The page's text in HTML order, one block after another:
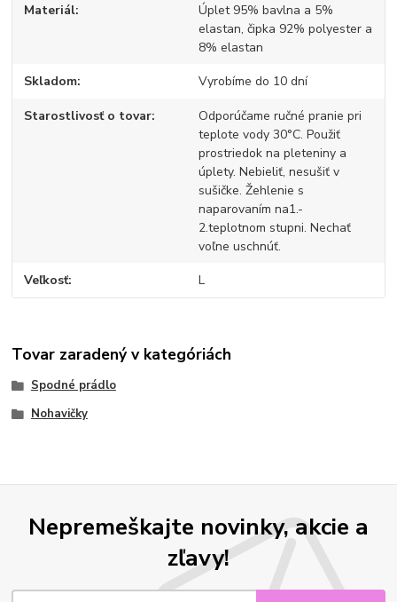
Materiál
Úplet 95% bavlna a 5%
elastan, čipka 92% polyester a
8% elastan
Skladom Vyrobíme do 10 dní
Starostlivosť o tovar
Odporúčame ručné pranie pri
teplote vody 30°C. Použiť
prostriedok na pleteniny a
úplety. Nebieliť, nesušiť v
sušičke. Žehlenie s
naparovaním na1.-
2.teplotnom stupni. Nechať
voľne uschnúť.
Veľkosť L
Tovar zaradený v kategóriách
Spodné prádlo
Nohavičky
Nepremeškajte novinky, akcie a
zľavy!